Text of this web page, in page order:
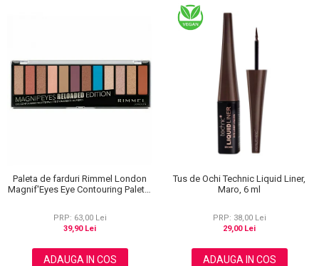
Paleta de farduri Rimmel London
Magnif'Eyes Eye Contouring Palette
PRP: 63,00 Lei
39,90 Lei
ADAUGA IN COS
Tus de Ochi Technic Liquid Liner,
Maro, 6 ml
PRP: 38,00 Lei
29,00 Lei
ADAUGA IN COS